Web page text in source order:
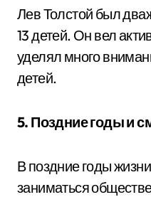
Лев Толстой был
13 детей. Он вел
уделял много
детей.
5. Поздние годы и
В поздние годы
заниматься